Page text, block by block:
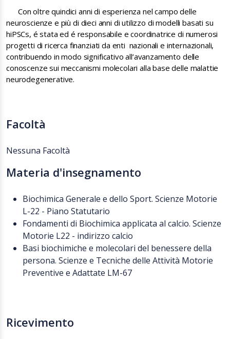
Con oltre quindici anni di esperienza nel campo delle
neuroscienze e più di dieci anni di utilizzo di modelli basati su
hiPSCs, é stata ed é responsabile e coordinatrice di numerosi
progetti di ricerca finanziati da enti nazionali e internazionali,
contribuendo in modo significativo all’avanzamento delle
conoscenze sui meccanismi molecolari alla base delle malattie
neurodegenerative.
Facoltà
Nessuna Facoltà
Materia d'insegnamento
Biochimica Generale e dello Sport. Scienze Motorie
L-22 - Piano Statutario
Fondamenti di Biochimica applicata al calcio. Scienze
Motorie L22 - indirizzo calcio
Basi biochimiche e molecolari del benessere della
persona. Scienze e Tecniche delle Attività Motorie
Preventive e Adattate LM-67
Ricevimento